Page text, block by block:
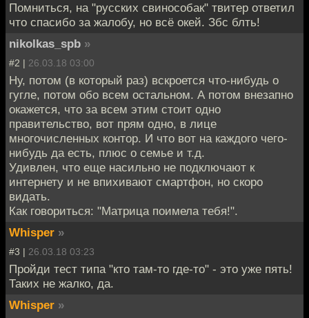
Помниться, на "русских свинособак" твитер ответил
что спасибо за жалобу, но всё окей. Збс блть!
nikolkas_spb »
#2 | 26.03.18 03:00
Ну, потом (в который раз) вскроется что-нибудь о
гугле, потом обо всем остальном. А потом внезапно
окажется, что за всем этим стоит одно
правительство, вот прям одно, в лице
многочисленных контор. И что вот на каждого чего-
нибудь да есть, плюс о семье и т.д.
Удивлен, что еще насильно не подключают к
интернету и не впихивают смартфон, но скоро
видать.
Как говориться: "Матрица поимела тебя!".
Whisper »
#3 | 26.03.18 03:23
Пройди тест типа "кто там-то где-то" - это уже пять!
Таких не жалко, да.
Whisper »